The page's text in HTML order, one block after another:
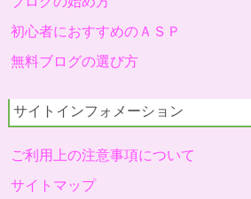
初心者におすすめのＡＳＰ
無料ブログの選び方
サイトインフォメーション
ご利用上の注意事項について
サイトマップ